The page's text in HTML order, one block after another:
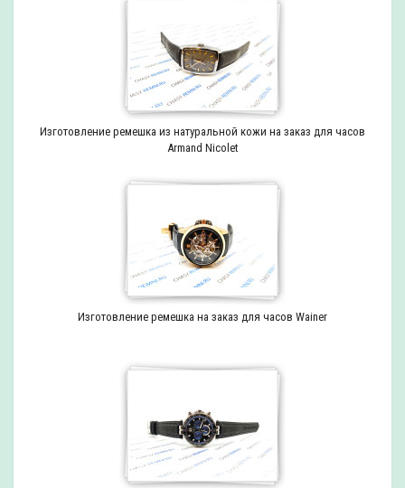
Изготовление ремешка из натуральной кожи на заказ для часов
Armand Nicolet
Изготовление ремешка на заказ для часов Wainer